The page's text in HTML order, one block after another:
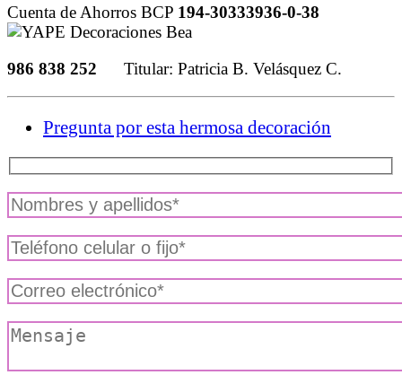
Cuenta de Ahorros BCP 194-30333936-0-38
986 838 252 Titular: Patricia B. Velásquez C.
Pregunta por esta hermosa decoración